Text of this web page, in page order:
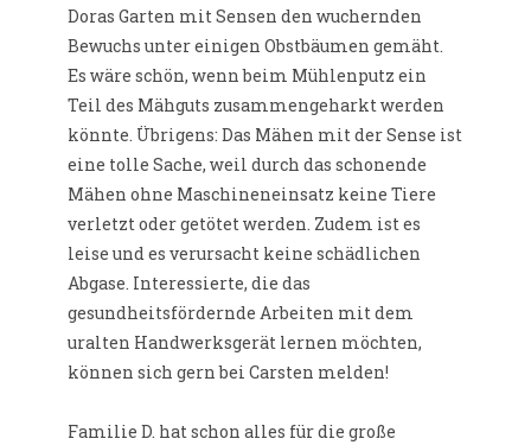
Doras Garten mit Sensen den wuchernden
Bewuchs unter einigen Obstbäumen gemäht.
Es wäre schön, wenn beim Mühlenputz ein
Teil des Mähguts zusammengeharkt werden
könnte. Übrigens: Das Mähen mit der Sense ist
eine tolle Sache, weil durch das schonende
Mähen ohne Maschineneinsatz keine Tiere
verletzt oder getötet werden. Zudem ist es
leise und es verursacht keine schädlichen
Abgase. Interessierte, die das
gesundheitsfördernde Arbeiten mit dem
uralten Handwerksgerät lernen möchten,
können sich gern bei Carsten melden!
Familie D. hat schon alles für die große